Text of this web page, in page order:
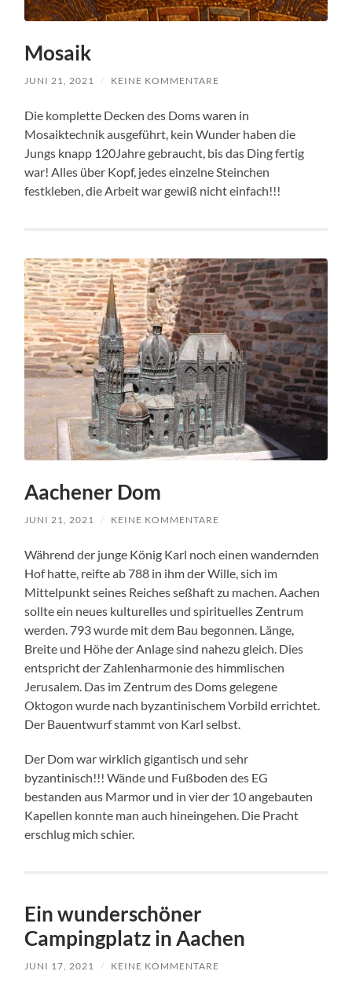
Mosaik
JUNI 21, 2021 / KEINE KOMMENTARE
Die komplette Decken des Doms waren in
Mosaiktechnik ausgeführt, kein Wunder haben die
Jungs knapp 120Jahre gebraucht, bis das Ding fertig
war! Alles über Kopf, jedes einzelne Steinchen
festkleben, die Arbeit war gewiß nicht einfach!!!
Aachener Dom
JUNI 21, 2021 / KEINE KOMMENTARE
Während der junge König Karl noch einen wandernden
Hof hatte, reifte ab 788 in ihm der Wille, sich im
Mittelpunkt seines Reiches seßhaft zu machen. Aachen
sollte ein neues kulturelles und spirituelles Zentrum
werden. 793 wurde mit dem Bau begonnen. Länge,
Breite und Höhe der Anlage sind nahezu gleich. Dies
entspricht der Zahlenharmonie des himmlischen
Jerusalem. Das im Zentrum des Doms gelegene
Oktogon wurde nach byzantinischem Vorbild errichtet.
Der Bauentwurf stammt von Karl selbst.
Der Dom war wirklich gigantisch und sehr
byzantinisch!!! Wände und Fußboden des EG
bestanden aus Marmor und in vier der 10 angebauten
Kapellen konnte man auch hineingehen. Die Pracht
erschlug mich schier.
Ein wunderschöner
Campingplatz in Aachen
JUNI 17, 2021 / KEINE KOMMENTARE